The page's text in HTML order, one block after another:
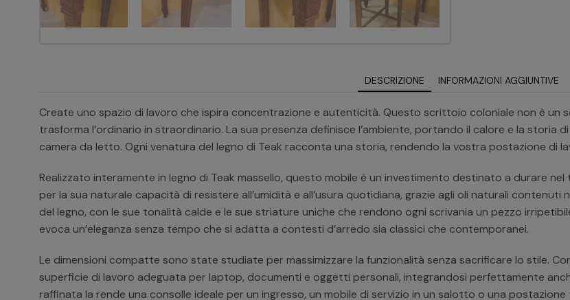
DESCRIZIONE INFORMAZIONI AGGIUNTIVE
Create uno spazio di lavoro che ispira concentrazione e autenticità. Questo scrittoio coloniale non è un
trasforma l’ordinario in straordinario. La sua presenza definisce l’ambiente, portando il calore e la
camera da letto. Ogni venatura del legno di Teak racconta una storia, rendendo la vostra postazione di
Realizzato interamente in legno di Teak massello, questo mobile è un investimento destinato a durare
per la sua naturale capacità di resistere all’umidità e all’usura quotidiana, grazie agli oli naturali
del legno, con le sue tonalità calde e le sue striature uniche che rendono ogni scrivania un pezzo
evoca un’eleganza senza tempo che si adatta a contesti d’arredo sia classici che contemporanei.
Le dimensioni compatte sono state studiate per massimizzare la funzionalità senza sacrificare lo stile.
superficie di lavoro adeguata per laptop, documenti e oggetti personali, integrandosi perfettamente
raffinata la rende una consolle ideale per un ingresso, un mobile di servizio in un salotto o una